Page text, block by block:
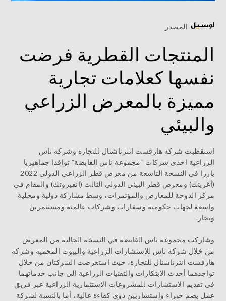
المصدر
المنتجات القطرية فرضت
نفسها كعلامات تجارية
مميزة بالمعرض الزراعي
والبيئي
استقطبت شركة هارفست انترناشنال للتجارة وشركة ناس
الزراعية احدى شركات “مجموعة ناس القابضة” توافدا جماهيريا
بارزا في النسخة التاسعة من معرض قطر الزراعي الدولي 2022
(أغريتك) ومعرض قطر البيئي الدولي الثالث (انفيروتك) والمقام في
مركز الدوحة للمعارض والمؤتمرات، وسط مشاركة دولية ومحلية
واسعة لجهات حكومية وسفارات وشركات عالمية ومستثمرين
وتجار.
وشاركت مجموعة ناس القابضة في النسخة الحالية من المعرض
من خلال شركة ناس للاستشارات الزراعية والبيوت المحمية وشركة
هارفست انترناشنال للتجارة، حيث استعرضت الشركتان من خلال
تواجدهما أحدث الابتكارات والتقنيات الزراعية الى جانب خدماتهما
فى تقديم الاستشارات للمشروعات الاستثمارية الزراعية عبر فريق
عمل يضم خبراء واستشاريين ذوى كفاءة عالية، أما بالنسبة لشركة